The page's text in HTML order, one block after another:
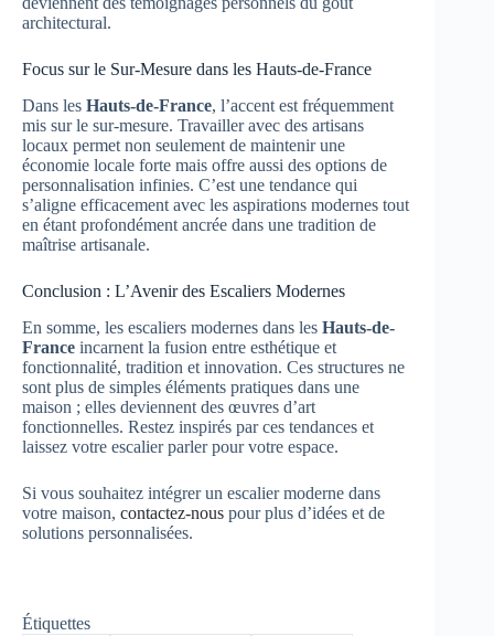
architectural.
Focus sur le Sur-Mesure dans les Hauts-de-France
Dans les Hauts-de-France, l’accent est fréquemment
mis sur le sur-mesure. Travailler avec des artisans
locaux permet non seulement de maintenir une
économie locale forte mais offre aussi des options de
personnalisation infinies. C’est une tendance qui
s’aligne efficacement avec les aspirations modernes tout
en étant profondément ancrée dans une tradition de
maîtrise artisanale.
Conclusion : L’Avenir des Escaliers Modernes
En somme, les escaliers modernes dans les Hauts-de-
France incarnent la fusion entre esthétique et
fonctionnalité, tradition et innovation. Ces structures ne
sont plus de simples éléments pratiques dans une
maison ; elles deviennent des œuvres d’art
fonctionnelles. Restez inspirés par ces tendances et
laissez votre escalier parler pour votre espace.
Si vous souhaitez intégrer un escalier moderne dans
votre maison, contactez-nous pour plus d’idées et de
solutions personnalisées.
Étiquettes